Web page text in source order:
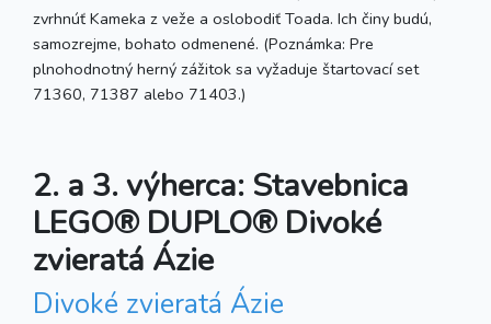
zvrhnúť Kameka z veže a oslobodiť Toada. Ich činy budú,
samozrejme, bohato odmenené. (Poznámka: Pre
plnohodnotný herný zážitok sa vyžaduje štartovací set
71360, 71387 alebo 71403.)
2. a 3. výherca: Stavebnica
LEGO® DUPLO® Divoké
zvieratá Ázie
Divoké zvieratá Ázie